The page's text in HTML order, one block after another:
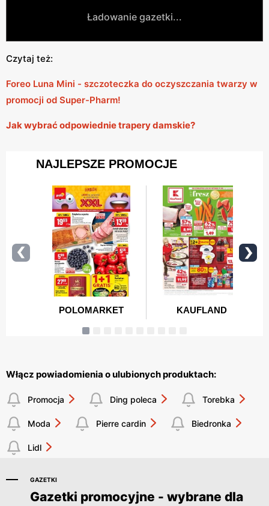
Ładowanie gazetki...
Czytaj też:
Foreo Luna Mini - szczoteczka do oczyszczania twarzy w
promocji od Super-Pharm!
Jak wybrać odpowiednie trapery damskie?
Włącz powiadomienia o ulubionych produktach:
Promocja Ding poleca Torebka
Moda Pierre cardin Biedronka
Lidl
GAZETKI
Gazetki promocyjne - wybrane dla